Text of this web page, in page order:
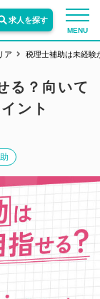
MENU
求人を探す
ア 税理士補助は未経験
る？向いて
ント